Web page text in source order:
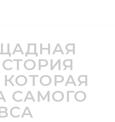
САМОГО